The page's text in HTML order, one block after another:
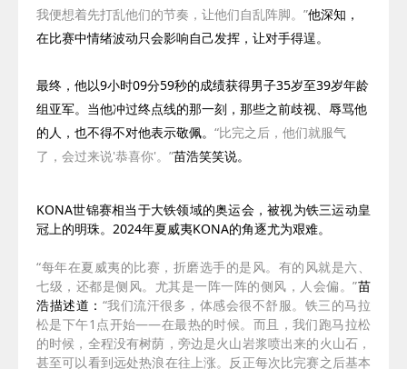
我便想着先打乱他们的节奏，让他们自乱阵脚。”他深知，
在比赛中情绪波动只会影响自己发挥，让对手得逞。
最终，他以9小时09分59秒的成绩获得男子35岁至39岁年龄
组亚军。当他冲过终点线的那一刻，那些之前歧视、辱骂他
的人，也不得不对他表示敬佩。 “比完之后，他们就服气
了，会过来说'恭喜你'。”苗浩笑笑说。
KONA世锦赛相当于大铁领域的奥运会，被视为铁三运动皇
冠上的明珠。2024年夏威夷KONA的角逐尤为艰难。
“每年在夏威夷的比赛，折磨选手的是风。有的风就是六、
七级，还都是侧风。尤其是一阵一阵的侧风，人会偏。”苗
浩描述道： “我们流汗很多，体感会很不舒服。铁三的马拉
松是下午1 点开始——在最热的时候。而且，我们跑马拉松
的时候，全程没有树荫，旁边是火山岩浆喷出来的火山石，
甚至可以看到远处热浪在往上涨。反正每次比完赛之后基本